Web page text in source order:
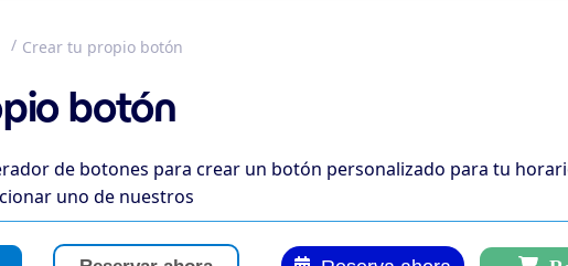
Crear tu propio botón
botón
de botones para crear un botón personalizado para tu
uno de nuestros